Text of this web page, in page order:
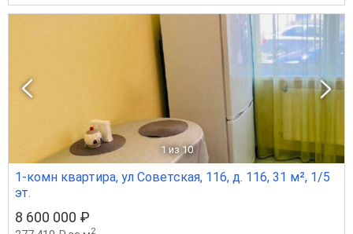
1 из 10
1-комн квартира, ул Советская, 116, д. 116, 31 м², 1/5
эт.
8 600 000 ₽
2